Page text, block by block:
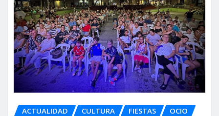
ACTUALIDAD CULTURA FIESTAS OCIO